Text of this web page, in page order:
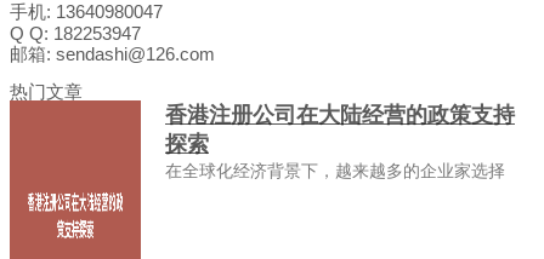
手机: 13640980047
Q Q: 182253947
邮箱: sendashi@126.com
热门文章
香港注册公司在大陆经营的政策支持
探索
在全球化经济背景下，越来越多的企业家选择